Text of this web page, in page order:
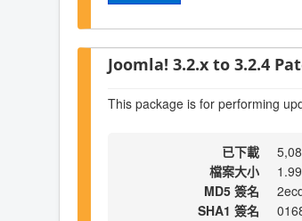
Joomla! 3.2.x to 3.2.4
This package is for performing
已下載
檔案大小
MD5 簽名
SHA1 簽名